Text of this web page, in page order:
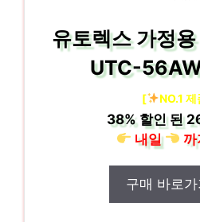
유토렉스 가정
UTC-
[ NO.1
38% 할인 된
내일
까
구매 바로가